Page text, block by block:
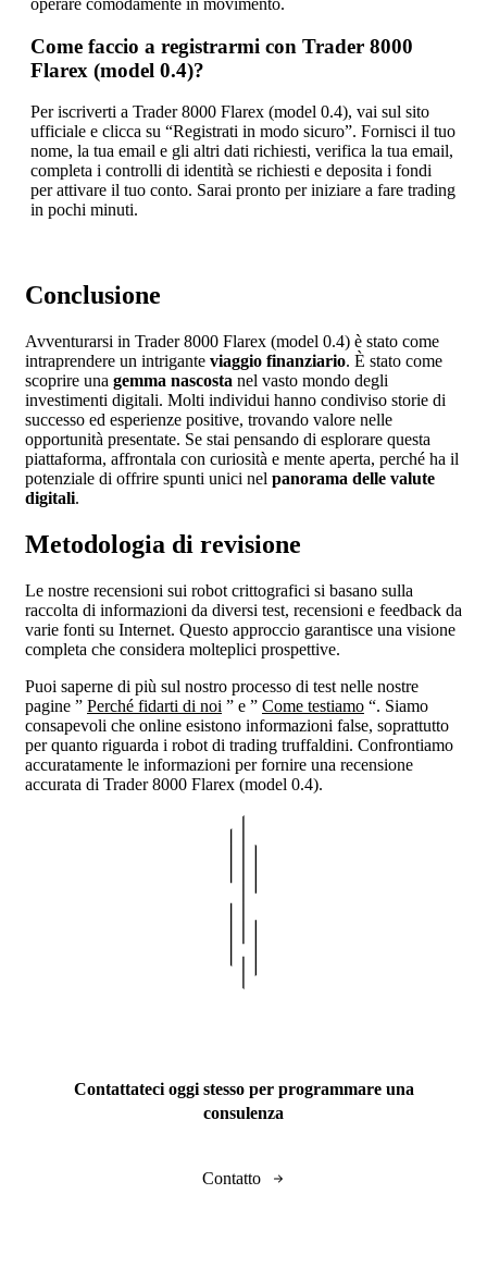
operare comodamente in movimento.
Come faccio a registrarmi con Trader 8000
Flarex (model 0.4)?
Per iscriverti a Trader 8000 Flarex (model 0.4), vai sul sito
ufficiale e clicca su “Registrati in modo sicuro”. Fornisci il tuo
nome, la tua email e gli altri dati richiesti, verifica la tua email,
completa i controlli di identità se richiesti e deposita i fondi
per attivare il tuo conto. Sarai pronto per iniziare a fare trading
in pochi minuti.
Conclusione
Avventurarsi in Trader 8000 Flarex (model 0.4) è stato come
intraprendere un intrigante viaggio finanziario. È stato come
scoprire una gemma nascosta nel vasto mondo degli
investimenti digitali. Molti individui hanno condiviso storie di
successo ed esperienze positive, trovando valore nelle
opportunità presentate. Se stai pensando di esplorare questa
piattaforma, affrontala con curiosità e mente aperta, perché ha il
potenziale di offrire spunti unici nel panorama delle valute
digitali.
Metodologia di revisione
Le nostre recensioni sui robot crittografici si basano sulla
raccolta di informazioni da diversi test, recensioni e feedback da
varie fonti su Internet. Questo approccio garantisce una visione
completa che considera molteplici prospettive.
Puoi saperne di più sul nostro processo di test nelle nostre
pagine ” Perché fidarti di noi ” e ” Come testiamo “. Siamo
consapevoli che online esistono informazioni false, soprattutto
per quanto riguarda i robot di trading truffaldini. Confrontiamo
accuratamente le informazioni per fornire una recensione
accurata di Trader 8000 Flarex (model 0.4).
Contattateci oggi stesso per programmare una
consulenza
Contatto